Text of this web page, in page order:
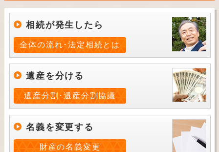
相続が発生したら
全体の流れ･法定相続とは
遺産を分ける
遺産分割･遺産分割協議
名義を変更する
財産の名義変更